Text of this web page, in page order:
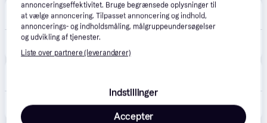
avXperten 4.8(428)
49 kr. fragt, 3-5 dage
SHURE SM7B Mikrofon 3.499 kr.
annonceringseffektivitet. Bruge begrænsede oplysninger til
at vælge annoncering. Tilpasset annoncering og indhold,
annoncerings- og indholdsmåling, målgruppeundersøgelser
og udvikling af tjenester.
Liste over partnere (leverandører)
Indstillinger
Accepter